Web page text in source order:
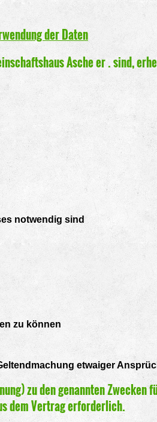
der Daten
Asche er. sind,
notwendig sind
zu können
etwaiger
zu den genannten Zwecken
dem Vertrag erforderlich.